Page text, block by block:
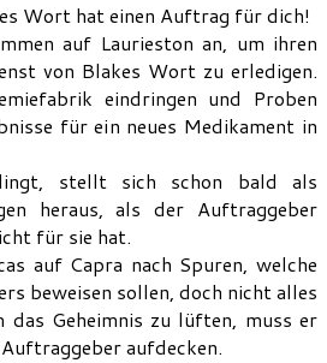
Wort hat einen Auftrag für dich!
auf Laurieston an, um ihren
von Blakes Wort zu erledigen.
eindringen und Proben
für ein neues Medikament in
stellt sich schon bald als
heraus, als der Auftraggeber
für sie hat.
auf Capra nach Spuren, welche
beweisen sollen, doch nicht alles
das Geheimnis zu lüften, muss er
aufdecken.